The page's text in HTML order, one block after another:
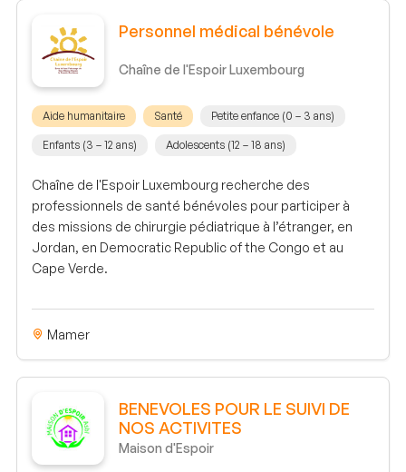
Personnel médical bénévole
Chaîne de l'Espoir Luxembourg
Aide humanitaire Santé Petite enfance (0 – 3 ans)
Enfants (3 – 12 ans) Adolescents (12 – 18 ans)
Chaîne de l'Espoir Luxembourg recherche des
professionnels de santé bénévoles pour participer à
des missions de chirurgie pédiatrique à l’étranger, en
Jordan, en Democratic Republic of the Congo et au
Cape Verde.
Mamer
BENEVOLES POUR LE SUIVI DE
NOS ACTIVITES
Maison d'Espoir